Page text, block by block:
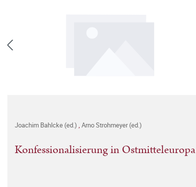
Joachim Bahlcke (ed.) Arno Strohmeyer (ed.)
Konfessionalisierung in Ostmitteleuropa